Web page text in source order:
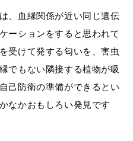
、血縁関係が近い同じ遺伝
ーションをすると思われて
受けて発する匂いを、害虫
でもない隣接する植物が吸
己防衛の準備ができるとい
なかおもしろい発見です